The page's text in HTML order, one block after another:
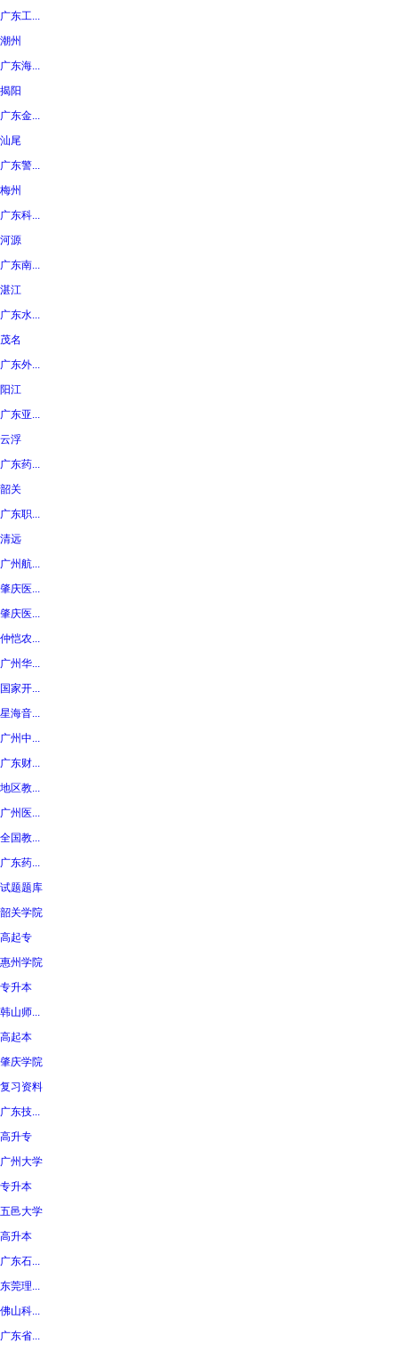
广东工...
潮州
广东海...
揭阳
广东金...
汕尾
广东警...
梅州
广东科...
河源
广东南...
湛江
广东水...
茂名
广东外...
阳江
广东亚...
云浮
广东药...
韶关
广东职...
清远
广州航...
肇庆医...
肇庆医...
仲恺农...
广州华...
国家开...
星海音...
广州中...
广东财...
地区教...
广州医...
全国教...
广东药...
试题题库
韶关学院
高起专
惠州学院
专升本
韩山师...
高起本
肇庆学院
复习资料
广东技...
高升专
广州大学
专升本
五邑大学
高升本
广东石...
东莞理...
佛山科...
广东省...